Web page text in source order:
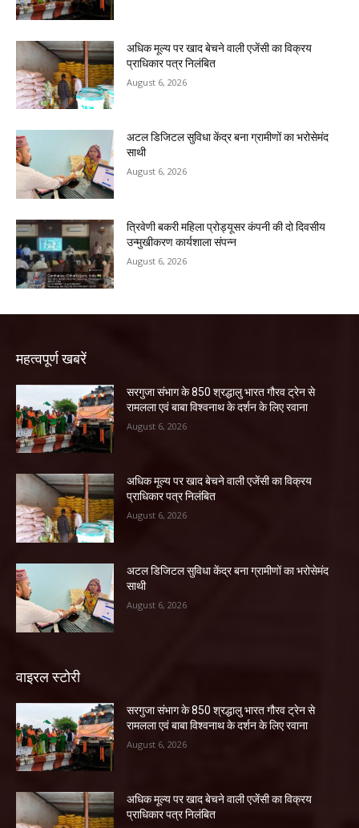
अधिक मूल्य पर खाद बेचने वाली एजेंसी का विक्रय
प्राधिकार पत्र निलंबित
August 6, 2026
अटल डिजिटल सुविधा केंद्र बना ग्रामीणों का भरोसेमंद
साथी
August 6, 2026
त्रिवेणी बकरी महिला प्रोड्यूसर कंपनी की दो दिवसीय
उन्मुखीकरण कार्यशाला संपन्न
August 6, 2026
महत्वपूर्ण खबरें
सरगुजा संभाग के 850 श्रद्धालु भारत गौरव ट्रेन से
रामलला एवं बाबा विश्वनाथ के दर्शन के लिए रवाना
August 6, 2026
अधिक मूल्य पर खाद बेचने वाली एजेंसी का विक्रय
प्राधिकार पत्र निलंबित
August 6, 2026
अटल डिजिटल सुविधा केंद्र बना ग्रामीणों का भरोसेमंद
साथी
August 6, 2026
वाइरल स्टोरी
सरगुजा संभाग के 850 श्रद्धालु भारत गौरव ट्रेन से
रामलला एवं बाबा विश्वनाथ के दर्शन के लिए रवाना
August 6, 2026
अधिक मूल्य पर खाद बेचने वाली एजेंसी का विक्रय
प्राधिकार पत्र निलंबित